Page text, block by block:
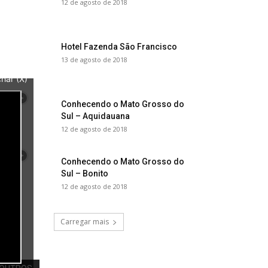
12 de agosto de 2018
Hotel Fazenda São Francisco
13 de agosto de 2018
Conhecendo o Mato Grosso do
Sul – Aquidauana
12 de agosto de 2018
Conhecendo o Mato Grosso do
Sul – Bonito
12 de agosto de 2018
Carregar mais
(X)